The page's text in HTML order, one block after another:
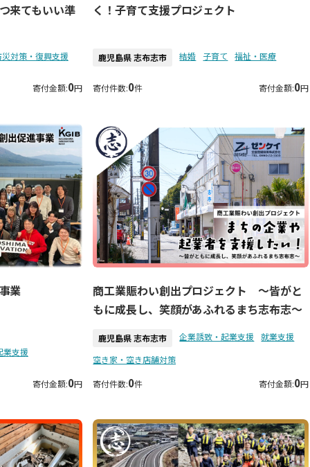
てもいい準
災対策・復興支援
寄付金額:0円
く！子育て支援プロジェクト
鹿児島県 志布志市 結婚 子育て 福祉・医療
寄付件数:0件 寄付金額:0円
業
業支援
寄付金額:0円
商工業賑わい創出プロジェクト ～皆がと
もに成長し、笑顔があふれるまち志布志～
鹿児島県 志布志市 企業誘致・起業支援
就業支援
空き家・空き店舗対策
寄付件数:0件 寄付金額:0円